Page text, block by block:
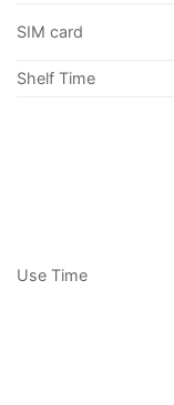
SIM card
Shelf Time
Use Time